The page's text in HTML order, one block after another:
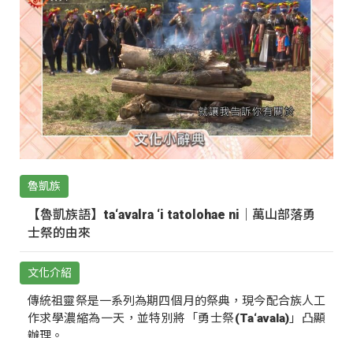
魯凱族
【魯凱族語】ta‘avalra ‘i tatolohae ni｜萬山部落勇
士祭的由來
文化介紹
傳統祖靈祭是一系列為期四個月的祭典，現今配合族人工
作求學濃縮為一天，並特別將「勇士祭(Ta‘avala)」凸顯